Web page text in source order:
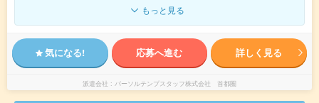
もっと見る
気になる! 応募へ進む 詳しく見る
派遣会社 パーソルテンプスタッフ株式会社 首都圏